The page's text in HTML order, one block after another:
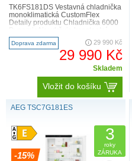
TK6FS181DS Vestavná chladnička
monoklimatická CustomFlex
Detaily produktu Chladnička 6000
proudění vzduchu, aby byl..
Doprava zdarma 29 990 Kč
29 990 Kč
Skladem
Vložit do košíku
AEG TSC7G181ES
-15%
3
roky
ZÁRUKA